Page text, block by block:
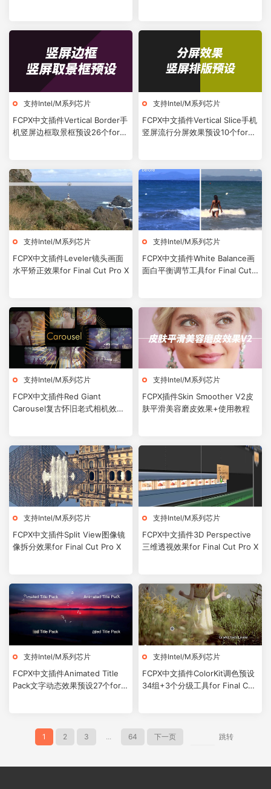
支持Intel/M系列芯片
FCPX中文插件Vertical Border手
机竖屏边框取景框预设26个for
支持Intel/M系列芯片
FCPX中文插件Vertical Slice手机
竖屏流行分屏效果预设10个for
支持Intel/M系列芯片
FCPX中文插件Leveler镜头画面
水平矫正效果for Final Cut Pro X
支持Intel/M系列芯片
FCPX中文插件White Balance画
面白平衡调节工具for Final Cut
支持Intel/M系列芯片
FCPX中文插件Red Giant
Carousel复古怀旧老式相机效果
支持Intel/M系列芯片
FCPX插件Skin Smoother V2皮
肤平滑美容磨皮效果+使用教程
支持Intel/M系列芯片
FCPX中文插件Split View图像镜
像拆分效果for Final Cut Pro X
支持Intel/M系列芯片
FCPX中文插件3D Perspective
三维透视效果for Final Cut Pro X
支持Intel/M系列芯片
FCPX中文插件Animated Title
Pack文字动态效果预设27个for
支持Intel/M系列芯片
FCPX中文插件ColorKit调色预设
34组+3个分级工具for Final Cut
1 2 3 ... 64 下一页 跳转